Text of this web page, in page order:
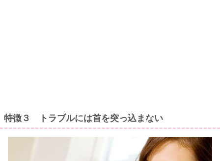
特徴３ トラブルには首を突っ込まない